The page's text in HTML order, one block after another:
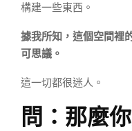
構建一些東西。
據我所知，這個空間裡
可思議。
這一切都很迷人。
問：那麼